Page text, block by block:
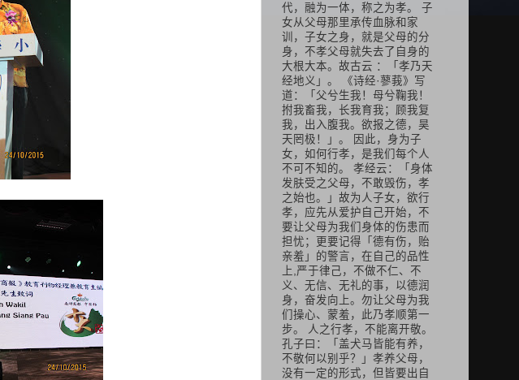
代，融为一体，称之为孝。 子
女从父母那里承传血脉和家
训，子女之身，就是父母的分
身，不孝父母就失去了自身的
大根大本。故古云 ：「孝乃天
经地义」。 《诗经·蓼莪》写
道：「父兮生我！母兮鞠我！
拊我畜我，长我育我；顾我复
我，出入腹我。欲报之德，昊
天罔极！」。 因此，身为子
女，如何行孝，是我们每个人
不可不知的。 孝经云：「身体
发肤受之父母，不敢毁伤，孝
之始也。」故为人子女，欲行
孝，应先从爱护自己开始，不
要让父母为我们身体的伤患而
担忧；更要记得「德有伤，贻
亲羞」的警言，在自己的品性
上,严于律己，不做不仁、不
义、无信、无礼的事，以德润
身，奋发向上。勿让父母为我
们操心、蒙羞，此乃孝顺第一
步。 人之行孝，不能离开敬。
孔子曰：「盖犬马皆能有养，
不敬何以别乎？」孝养父母，
没有一定的形式，但皆要出自